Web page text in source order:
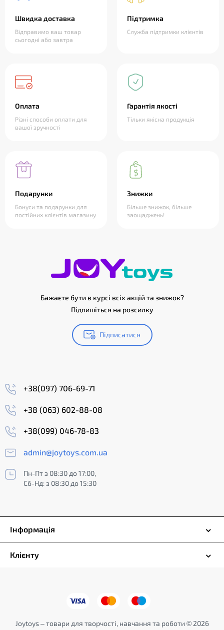
Швидка доставка
Відправимо ваш товар
сьогодні або завтра
Підтримка
Служба підтримки клієнтів
Оплата
Різні способи оплати для
вашої зручності
Гарантія якості
Тільки якісна продукція
Подарунки
Бонуси та подарунки для
постійних клієнтів магазину
Знижки
Більше знижок, більше
заощаджень!
Бажаєте бути в курсі всіх акцій та знижок?
Підпишіться на розсилку
Підписатися
+38(097) 706-69-71
+38 (063) 602-88-08
+38(099) 046-78-83
admin@joytoys.com.ua
Пн-Пт з 08:30 до 17:00,
Сб-Нд: з 08:30 до 15:30
Інформація
Клієнту
Joytoys – товари для творчості, навчання та роботи © 2026